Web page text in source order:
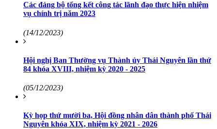
Các đảng bộ tổng kết công tác lãnh đạo thực hiện nhiệm
vụ chính trị năm 2023
(14/12/2023)
Hội nghị Ban Thường vụ Thành ủy Thái Nguyên lần thứ
84 khóa XVIII, nhiệm kỳ 2020 - 2025
(05/12/2023)
Kỳ họp thứ mười ba, Hội đồng nhân dân thành phố Thái
Nguyên khóa XIX, nhiệm kỳ 2021 - 2026